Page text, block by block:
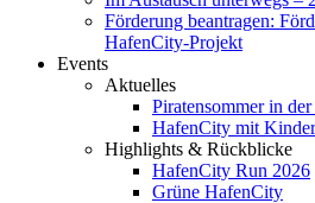
Förderung beantragen:
HafenCity-Projekt
Events
Aktuelles
Piratensommer in
HafenCity mit
Highlights & Rückblicke
HafenCity Run 2026
Grüne HafenCity